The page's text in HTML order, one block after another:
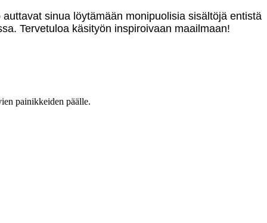
sinua löytämään monipuolisia sisältöjä entistä
Tervetuloa käsityön inspiroivaan maailmaan!
painikkeiden päälle.